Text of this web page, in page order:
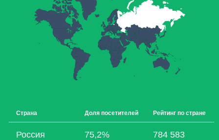
Страна Доля посетителей Рейтинг по стране
Россия 75,2% 784 583